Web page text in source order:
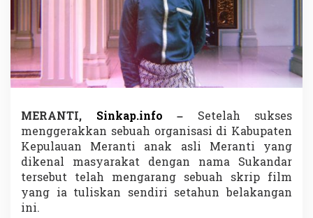
n
i
s
a
s
i
a
k
M
e
r
n
MERANTI, Sinkap.info – Setelah sukses
menggerakkan sebuah organisasi di Kabupaten
Kepulauan Meranti anak asli Meranti yang
dikenal masyarakat dengan nama Sukandar
tersebut telah mengarang sebuah skrip film
yang ia tuliskan sendiri setahun belakangan
ini.